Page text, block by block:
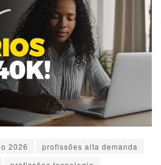
2026
profissões alta demanda